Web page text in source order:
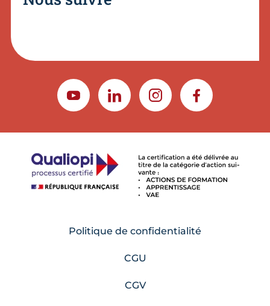
YOUTUBELINKEDININSTAGRAMFACEBOOK
Politique de confidentialité
CGU
CGV